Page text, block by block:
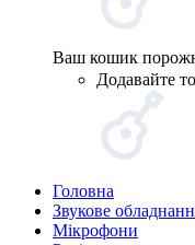
Ваш кошик
Додавайте
Головна
Звукове
Мікрофони